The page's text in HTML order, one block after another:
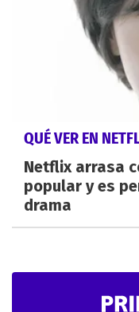
QUÉ VER EN
Netflix arrasa
popular y es
drama